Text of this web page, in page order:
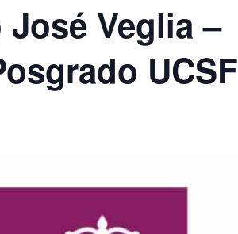
Veglia –
UCSF